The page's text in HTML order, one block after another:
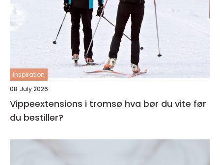
inspiration
08. July 2026
Vippeextensions i tromsø hva bør du vite før
du bestiller?